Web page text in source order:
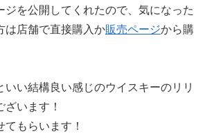
ジを公開してくれたので、気になった
は店舗で直接購入か販売ページから購
いい結構良い感じのウイスキーのリリ
います！
もらいます！